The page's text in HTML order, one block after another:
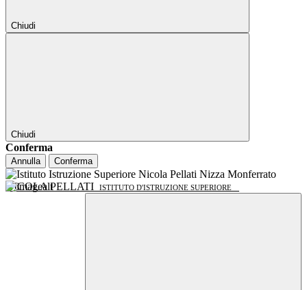
Chiudi
Chiudi
Conferma
Annulla Conferma
NICOLA PELLATI ISTITUTO D'ISTRUZIONE SUPERIORE